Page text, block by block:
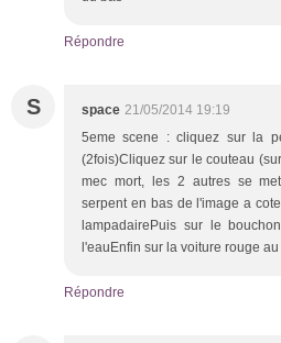
Répondre
S space 21/05/2014 19:19
5eme scene : cliquez sur la
(2fois)Cliquez sur le couteau
mec mort, les 2 autres se
serpent en bas de l'image a
lampadairePuis sur le
l'eauEnfin sur la voiture rouge au
Répondre